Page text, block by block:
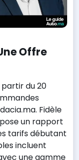
Offre
du 20
Fidèle
un rapport
tarifs débutant
incluent
une gamme